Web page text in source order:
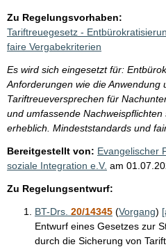
Zu Regelungsvorhaben:
Tariftreuegesetz -
faire Vergabekriterien
Es wird sich eingesetzt für:
Anforderungen wie die Anwendung
Tariftreueversprechen für
und umfassende
erheblich. Mindeststandards und
Bereitgestellt von: Evangelischer
soziale Integration e.V. am
Zu Regelungsentwurf:
BT-Drs. 20/14345 (Vorgang)
Entwurf eines Gesetzes zur
durch die Sicherung von